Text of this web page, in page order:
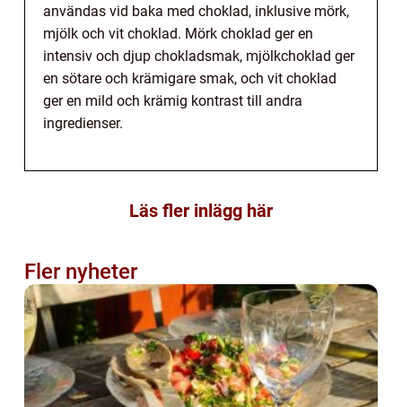
användas vid baka med choklad, inklusive mörk,
mjölk och vit choklad. Mörk choklad ger en
intensiv och djup chokladsmak, mjölkchoklad ger
en sötare och krämigare smak, och vit choklad
ger en mild och krämig kontrast till andra
ingredienser.
Läs fler inlägg här
Fler nyheter